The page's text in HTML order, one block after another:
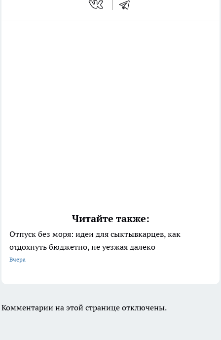
Читайте также:
Отпуск без моря: идеи для сыктывкарцев, как
отдохнуть бюджетно, не уезжая далеко
Вчера
Комментарии на этой странице отключены.